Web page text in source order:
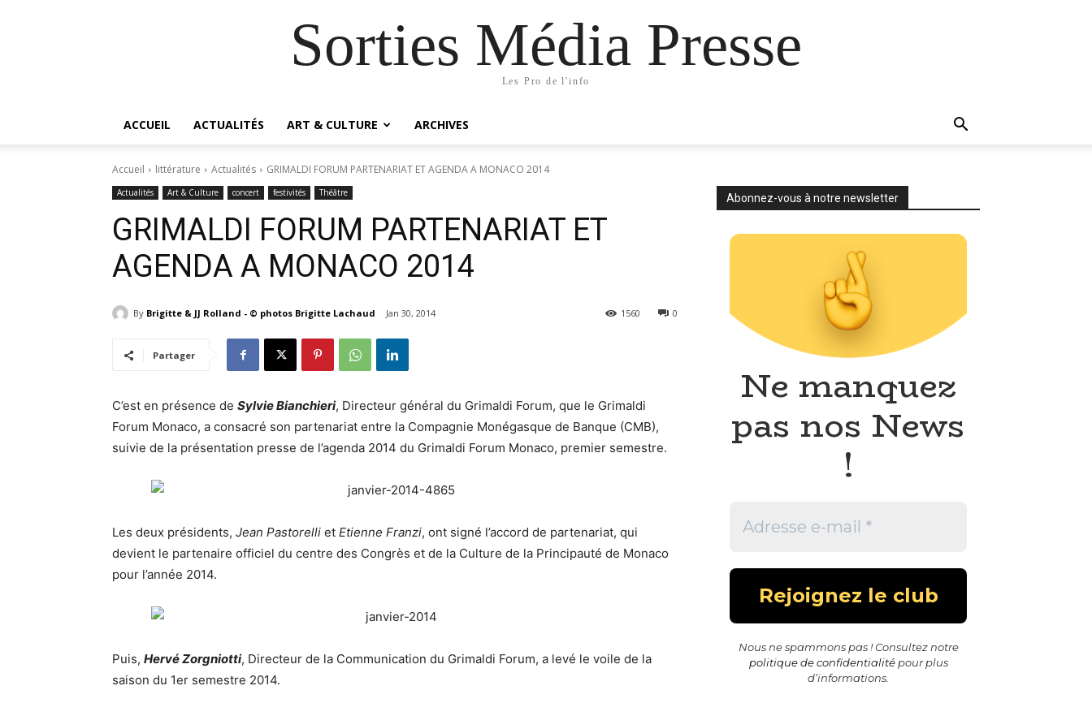
Sorties Média Presse
Les Pro de l'info
ACCUEIL ACTUALITÉS ART & CULTURE ARCHIVES
Accueil littérature Actualités GRIMALDI FORUM PARTENARIAT ET AGENDA A MONACO 2014
Actualités Art & Culture concert festivités Théâtre
GRIMALDI FORUM PARTENARIAT ET
AGENDA A MONACO 2014
By Brigitte & JJ Rolland - © photos Brigitte Lachaud Jan 30, 2014 0
1560
Partager
C’est en présence de Sylvie Bianchieri, Directeur général du Grimaldi Forum, que le Grimaldi
Forum Monaco, a consacré son partenariat entre la Compagnie Monégasque de Banque (CMB),
suivie de la présentation presse de l’agenda 2014 du Grimaldi Forum Monaco, premier semestre.
Les deux présidents, Jean Pastorelli et Etienne Franzi, ont signé l’accord de partenariat, qui
devient le partenaire officiel du centre des Congrès et de la Culture de la Principauté de Monaco
pour l’année 2014.
Puis, Hervé Zorgniotti, Directeur de la Communication du Grimaldi Forum, a levé le voile de la
saison du 1er semestre 2014.
Abonnez-vous à notre newsletter
Ne manquez
pas nos News
!
Nous ne spammons pas ! Consultez notre
politique de confidentialitépour plus
d’informations.